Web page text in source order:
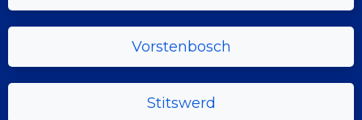
Vorstenbosch
Stitswerd